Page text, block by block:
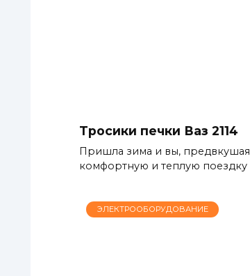
Тросики печки Ваз 2114
Пришла зима и вы, предвкушая
комфортную и теплую поездку
ЭЛЕКТРООБОРУДОВАНИЕ